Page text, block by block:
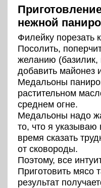
нежной
Филейку порезать
Посолить,
желанию (базилик,
добавить майонез
Медальоны
растительном
среднем огне.
Медальоны надо
то, что я
время сказать
от сковороды.
Поэтому, все
Приготовить мясо
результат